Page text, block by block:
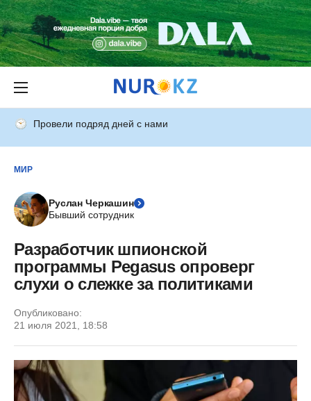
Провели подряд дней с нами
МИР
Руслан Черкашин
Бывший сотрудник
Разработчик шпионской
программы Pegasus опроверг
слухи о слежке за политиками
Опубликовано:
21 июля 2021, 18:58